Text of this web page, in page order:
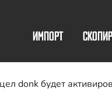
donk будет